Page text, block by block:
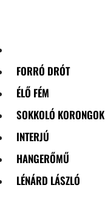
FORRÓ DRÓT
ÉLŐ FÉM
SOKKOLÓ KORONGOK
INTERJÚ
HANGERŐMŰ
LÉNÁRD LÁSZLÓ